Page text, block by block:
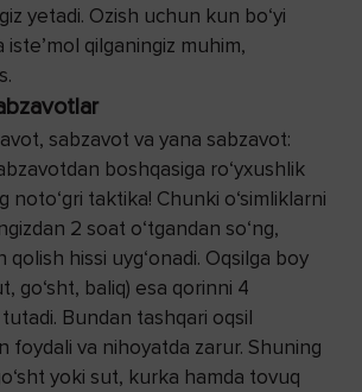
yetadi. Ozish uchun kun bo‘yi
iste’mol qilganingiz muhim,
sabzavot va yana sabzavot:
boshqasiga ro‘yxushlik
noto‘gri taktika! Chunki o‘simliklarni
2 soat o‘tgandan so‘ng,
qolish hissi uyg‘onadi. Oqsilga boy
go‘sht, baliq) esa qorinni 4
Bundan tashqari oqsil
foydali va nihoyatda zarur. Shuning
yoki sut, kurka hamda tovuq